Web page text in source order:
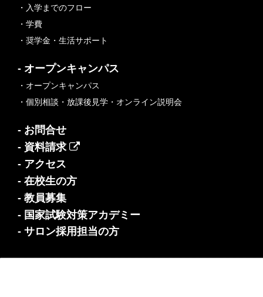
・入学までのフロー
・学費
・奨学金・生活サポート
- オープンキャンパス
・オープンキャンパス
・個別相談・放課後見学・オンライン説明会
- お問合せ
- 資料請求
- アクセス
- 在校生の方
- 教員募集
- 国家試験対策アカデミー
- サロン採用担当の方